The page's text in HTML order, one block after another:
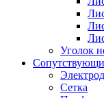
Уголок
Сетка